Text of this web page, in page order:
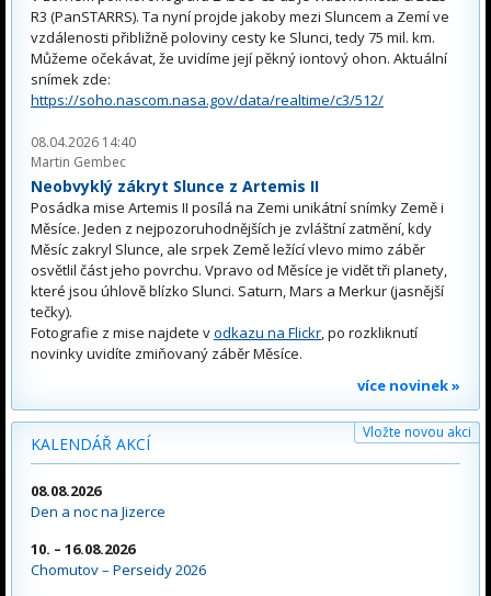
R3 (PanSTARRS). Ta nyní projde jakoby mezi Sluncem a Zemí ve
vzdálenosti přibližně poloviny cesty ke Slunci, tedy 75 mil. km.
Můžeme očekávat, že uvidíme její pěkný iontový ohon. Aktuální
snímek zde:
https://soho.nascom.nasa.gov/data/realtime/c3/512/
08.04.2026 14:40
Martin Gembec
Neobvyklý zákryt Slunce z Artemis II
Posádka mise Artemis II posílá na Zemi unikátní snímky Země i
Měsíce. Jeden z nejpozoruhodnějších je zvláštní zatmění, kdy
Měsíc zakryl Slunce, ale srpek Země ležící vlevo mimo záběr
osvětlil část jeho povrchu. Vpravo od Měsíce je vidět tři planety,
které jsou úhlově blízko Slunci. Saturn, Mars a Merkur (jasnější
tečky).
Fotografie z mise najdete vodkazu na Flickr, po rozkliknutí
novinky uvidíte zmiňovaný záběr Měsíce.
více novinek »
KALENDÁŘ AKCÍ
Vložte novou akci
08.08.2026
Den a noc na Jizerce
10. – 16.08.2026
Chomutov – Perseidy 2026